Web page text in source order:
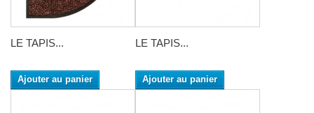
LE TAPIS...
Ajouter au panier
LE TAPIS...
Ajouter au panier